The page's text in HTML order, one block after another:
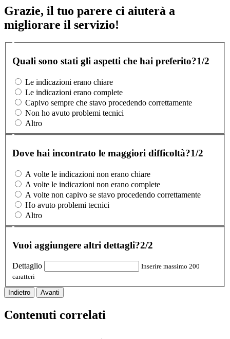
Grazie, il tuo parere ci aiuterà a
migliorare il servizio!
Quali sono stati gli aspetti che hai preferito?1/2
Le indicazioni erano chiare
Le indicazioni erano complete
Capivo sempre che stavo procedendo correttamente
Non ho avuto problemi tecnici
Altro
Dove hai incontrato le maggiori difficoltà?1/2
A volte le indicazioni non erano chiare
A volte le indicazioni non erano complete
A volte non capivo se stavo procedendo correttamente
Ho avuto problemi tecnici
Altro
Vuoi aggiungere altri dettagli?2/2
Dettaglio
Inserire massimo 200
caratteri
Indietro Avanti
Contenuti correlati